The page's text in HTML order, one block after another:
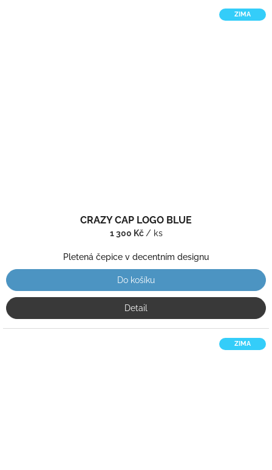
ZIMA
CRAZY CAP LOGO BLUE
1 300 Kč / ks
Pletená čepice v decentním designu
Do košíku
Detail
ZIMA